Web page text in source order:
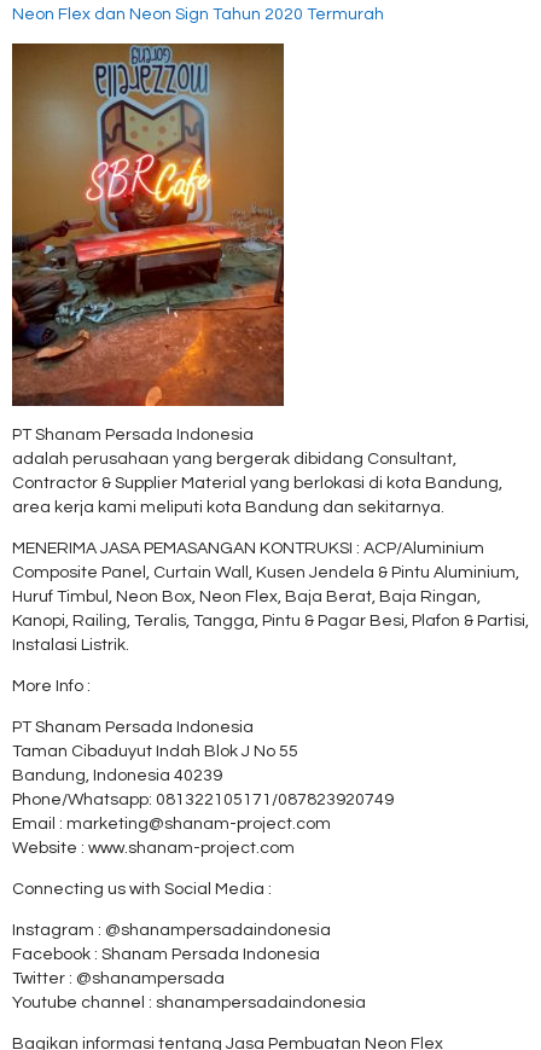
Neon Flex dan Neon Sign Tahun 2020 Termurah
PT Shanam Persada Indonesia
adalah perusahaan yang bergerak dibidang Consultant,
Contractor & Supplier Material yang berlokasi di kota Bandung,
area kerja kami meliputi kota Bandung dan sekitarnya.
MENERIMA JASA PEMASANGAN KONTRUKSI : ACP/Aluminium
Composite Panel, Curtain Wall, Kusen Jendela & Pintu Aluminium,
Huruf Timbul, Neon Box, Neon Flex, Baja Berat, Baja Ringan,
Kanopi, Railing, Teralis, Tangga, Pintu & Pagar Besi, Plafon & Partisi,
Instalasi Listrik.
More Info :
PT Shanam Persada Indonesia
Taman Cibaduyut Indah Blok J No 55
Bandung, Indonesia 40239
Phone/Whatsapp: 081322105171/087823920749
Email : marketing@shanam-project.com
Website : www.shanam-project.com
Connecting us with Social Media :
Instagram : @shanampersadaindonesia
Facebook : Shanam Persada Indonesia
Twitter : @shanampersada
Youtube channel : shanampersadaindonesia
Bagikan informasi tentang Jasa Pembuatan Neon Flex